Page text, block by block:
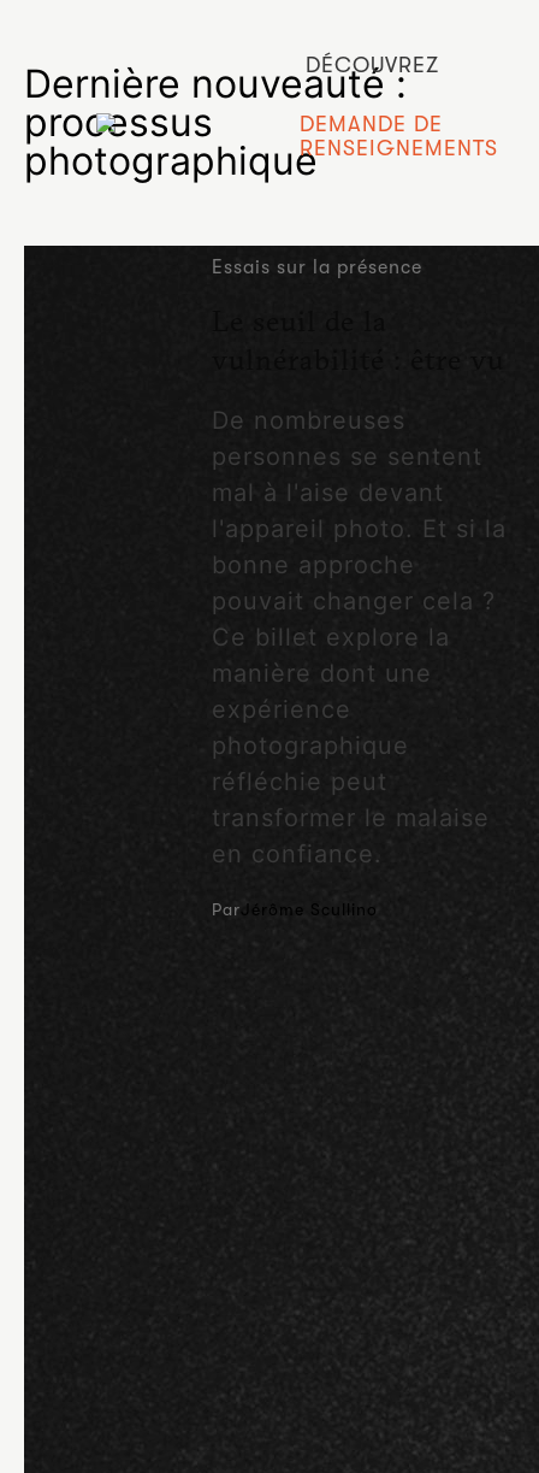
DÉCOUVREZ
DEMANDE DE
RENSEIGNEMENTS
Dernière nouveauté :
processus
photographique
Essais sur la présence
De nombreuses
personnes se sentent
mal à l'aise devant
l'appareil photo. Et si la
bonne approche
pouvait changer cela ?
Ce billet explore la
manière dont une
expérience
photographique
réfléchie peut
transformer le malaise
en confiance.
ParJérôme Scullino